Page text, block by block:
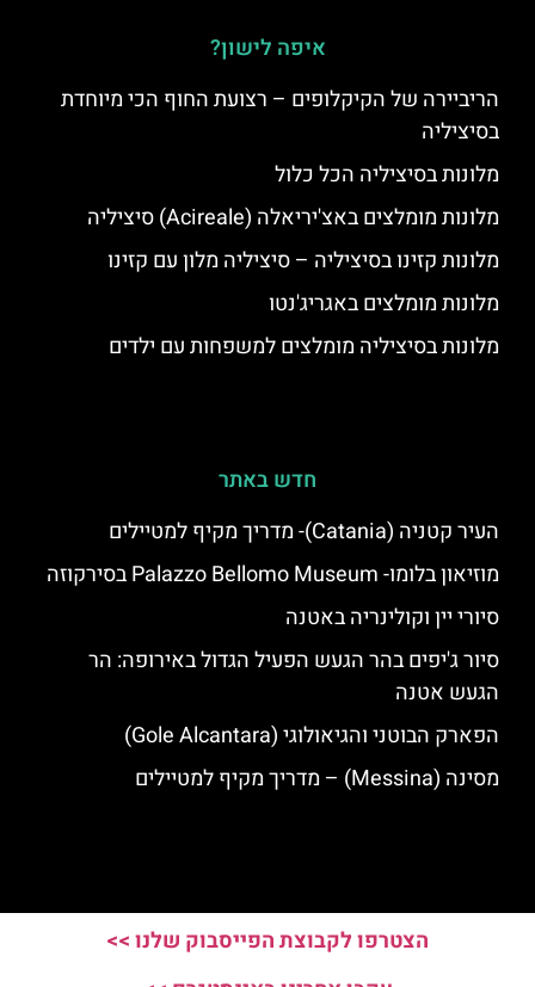
איפה לישון?
הריביירה של הקיקלופים – רצועת החוף הכי מיוחדת
בסיציליה
מלונות בסיציליה הכל כלול
מלונות מומלצים באצ'יריאלה (Acireale) סיציליה
מלונות קזינו בסיציליה – סיציליה מלון עם קזינו
מלונות מומלצים באגריג'נטו
מלונות בסיציליה מומלצים למשפחות עם ילדים
חדש באתר
העיר קטניה (Catania)- מדריך מקיף למטיילים
מוזיאון בלומו- Palazzo Bellomo Museum בסירקוזה
סיורי יין וקולינריה באטנה
סיור ג'יפים בהר הגעש הפעיל הגדול באירופה: הר
הגעש אטנה
הפארק הבוטני והגיאולוגי (Gole Alcantara)
מסינה (Messina) – מדריך מקיף למטיילים
הצטרפו לקבוצת הפייסבוק שלנו >>